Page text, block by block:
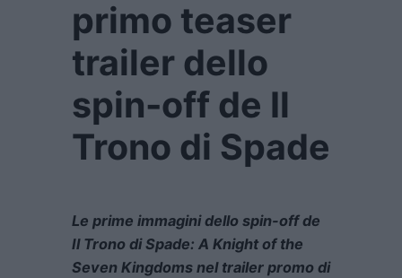
primo teaser
trailer dello
spin-off de Il
Trono di Spade
Le prime immagini dello spin-off de
Il Trono di Spade: A Knight of the
Seven Kingdoms nel trailer promo di